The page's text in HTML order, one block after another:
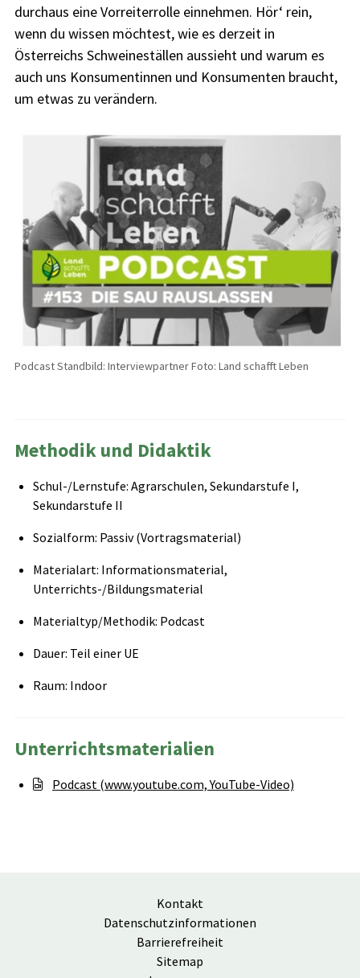
durchaus eine Vorreiterrolle einnehmen. Hör‘ rein,
wenn du wissen möchtest, wie es derzeit in
Österreichs Schweineställen aussieht und warum es
auch uns Konsumentinnen und Konsumenten braucht,
um etwas zu verändern.
Podcast Standbild: Interviewpartner Foto: Land schafft Leben
Methodik und Didaktik
Schul-/Lernstufe: Agrarschulen, Sekundarstufe I,
Sekundarstufe II
Sozialform: Passiv (Vortragsmaterial)
Materialart: Informationsmaterial,
Unterrichts-/Bildungsmaterial
Materialtyp/Methodik: Podcast
Dauer: Teil einer UE
Raum: Indoor
Unterrichtsmaterialien
Podcast (www.youtube.com, YouTube-Video)
Kontakt
Datenschutzinformationen
Barrierefreiheit
Sitemap